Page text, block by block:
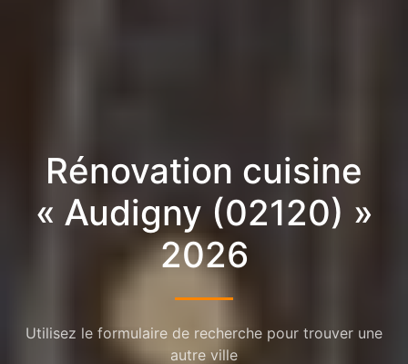
Rénovation cuisine
« Audigny (02120) »
2026
Utilisez le formulaire de recherche pour trouver une
autre ville